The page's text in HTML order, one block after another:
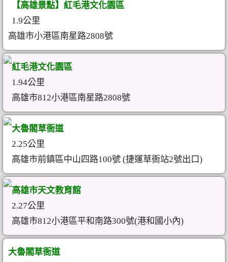
【高雄景點】紅毛港文化園區
1.9公里
高雄市小港區南星路2808號
紅毛港文化園區
1.94公里
高雄市812小港區南星路2808號
大魯閣草衙道
2.25公里
高雄市前鎮區中山四路100號 (捷運草衙站2號出口)
高雄市天文教育館
2.27公里
高雄市812小港區平和南路300號(港和國小內)
大魯閣草衙道